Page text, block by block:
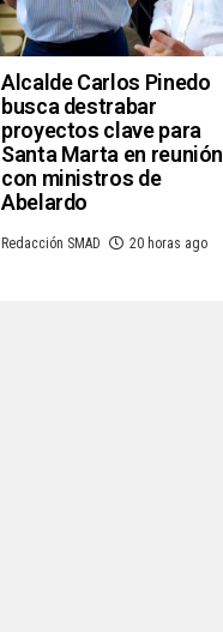
Alcalde Carlos Pinedo
busca destrabar
proyectos clave para
Santa Marta en reunión
con ministros de
Abelardo
Redacción SMAD 20 horas ago